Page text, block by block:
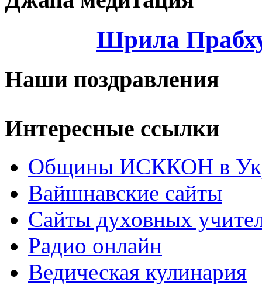
Шрила
Наши поздравления
Интересные ссылки
Общины ИСККОН в
Вайшнавские сайты
Сайты духовных
Радио онлайн
Ведическая кулинария